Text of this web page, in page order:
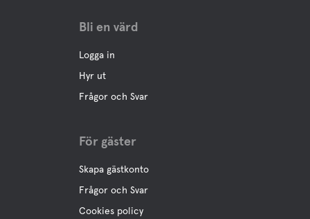
Bli en värd
Logga in
Hyr ut
Frågor och Svar
För gäster
Skapa gästkonto
Frågor och Svar
Cookies policy